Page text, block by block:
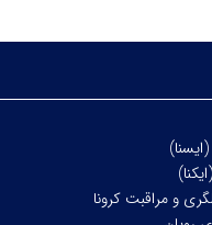
و مراقبت کرونا